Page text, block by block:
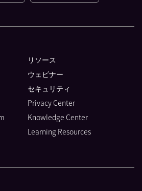
リソース
ウェビナー
セキュリティ
Privacy Center
Knowledge Center
Learning Resources